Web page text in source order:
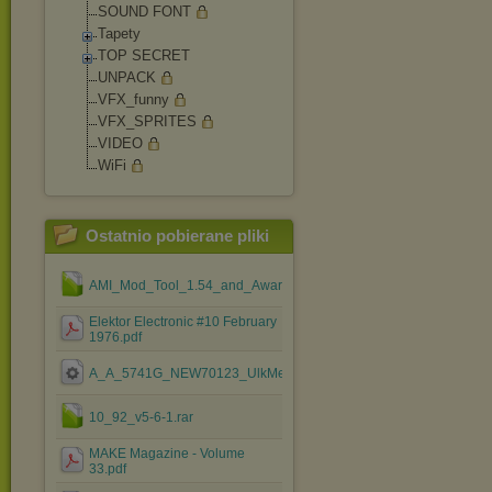
SOUND FONT
Tapety
TOP SECRET
UNPACK
VFX_funny
VFX_SPRITES
VIDEO
WiFi
Ostatnio pobierane pliki
AMI_Mod_Tool_1.54_and_Award_Mod_Tool_1.37.rar
Elektor Electronic #10 February
1976.pdf
A_A_5741G_NEW70123_UlkMenus_ByCamiloml.exe
10_92_v5-6-1.rar
MAKE Magazine - Volume
33.pdf